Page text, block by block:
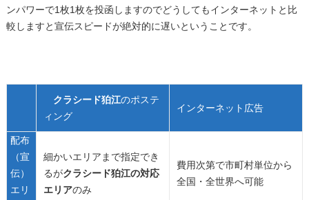
ンパワーで1枚1枚を投函しますのでどうしてもインターネットと比
較しますと宣伝スピードが絶対的に遅いということです。
クラシード狛江のポステ
ィング
インターネット広告
配布
（宣
伝）
エリ
細かいエリアまで指定でき
るがクラシード狛江の対応
エリアのみ
費用次第で市町村単位から
全国・全世界へ可能